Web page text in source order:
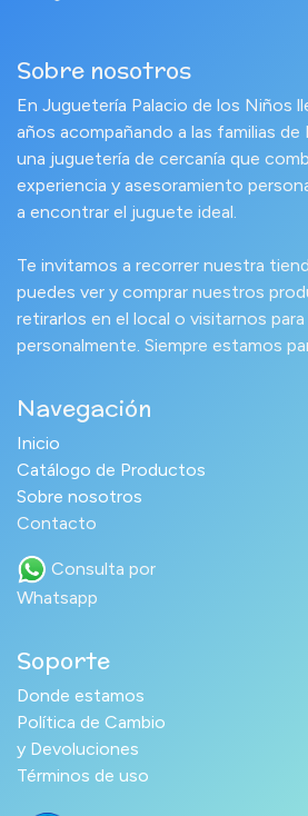
Sobre nosotros
En Juguetería Palacio de los Niños
años acompañando a las familias
una juguetería de cercanía que
experiencia y asesoramiento
a encontrar el juguete ideal.
Te invitamos a recorrer nuestra
puedes ver y comprar nuestros
retirarlos en el local o visitarnos
personalmente. Siempre estamos
Navegación
Inicio
Catálogo de Productos
Sobre nosotros
Contacto
Consulta por
Whatsapp
Soporte
Donde estamos
Política de Cambio
y Devoluciones
Términos de uso